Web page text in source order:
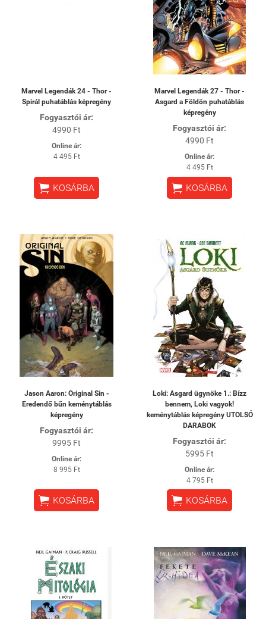
Marvel Legendák 24 - Thor -
Spirál puhatáblás képregény
Fogyasztói ár:
4990 Ft
Online ár:
4 495 Ft
 KOSÁRBA
Marvel Legendák 27 - Thor -
Asgard ​a Földön puhatáblás
képregény
Fogyasztói ár:
4990 Ft
Online ár:
4 495 Ft
 KOSÁRBA
Jason Aaron: Original Sin -
Eredendő bűn keménytáblás
képregény
Fogyasztói ár:
9995 Ft
Online ár:
8 995 Ft
 KOSÁRBA
Loki: Asgard ügynöke 1.: Bízz
bennem, Loki vagyok!
keménytáblás képregény UTOLSÓ
DARABOK
Fogyasztói ár:
5995 Ft
Online ár:
4 795 Ft
 KOSÁRBA